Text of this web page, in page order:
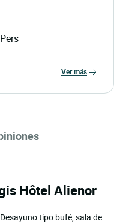
ver más
Hôtel Alienor
tipo bufé, sala de